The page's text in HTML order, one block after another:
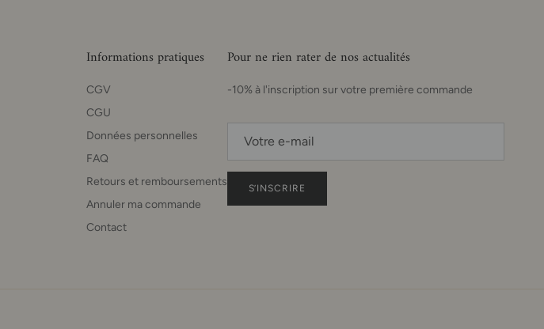
Informations pratiques
CGV
CGU
Données personnelles
FAQ
Retours et remboursements
Annuler ma commande
Contact
Pour ne rien rater de nos actualités
-10% à l'inscription sur votre première commande
S’INSCRIRE